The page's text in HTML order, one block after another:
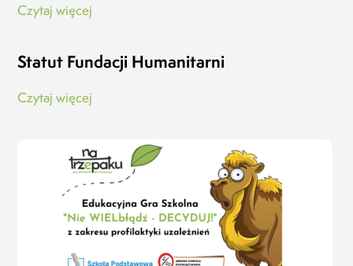
Czytaj więcej
Statut Fundacji Humanitarni
Czytaj więcej